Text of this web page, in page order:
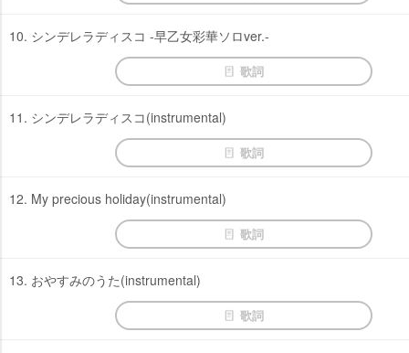
10. シンデレラディスコ -早乙女彩華ソロver.-
歌詞
11. シンデレラディスコ(instrumental)
歌詞
12. My precious holiday(instrumental)
歌詞
13. おやすみのうた(instrumental)
歌詞